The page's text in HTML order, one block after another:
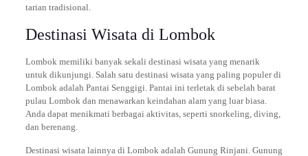
tarian tradisional.
Destinasi Wisata di Lombok
Lombok memiliki banyak sekali destinasi wisata yang menarik
untuk dikunjungi. Salah satu destinasi wisata yang paling populer di
Lombok adalah Pantai Senggigi. Pantai ini terletak di sebelah barat
pulau Lombok dan menawarkan keindahan alam yang luar biasa.
Anda dapat menikmati berbagai aktivitas, seperti snorkeling, diving,
dan berenang.
Destinasi wisata lainnya di Lombok adalah Gunung Rinjani. Gunung